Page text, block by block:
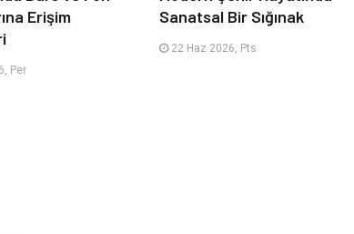
Erişim
Per
Sanatsal Bir Sığınak
22 Haz 2026, Pts